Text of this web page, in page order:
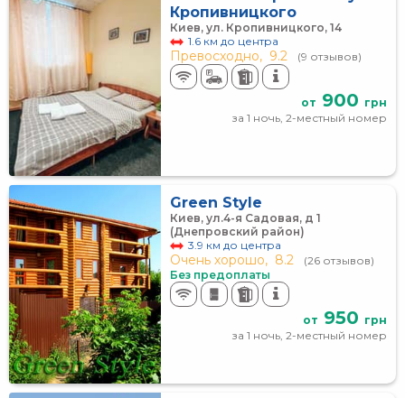
Кропивницкого
Киев, ул. Кропивницкого, 14
1.6 км до центра
Превосходно, 9.2 (9 отзывов)
от 900 грн
за 1 ночь, 2-местный номер
Green Style
Киев, ул.4-я Садовая, д 1
(Днепровский район)
3.9 км до центра
Очень хорошо, 8.2
(26 отзывов)
Без предоплаты
от 950 грн
за 1 ночь, 2-местный номер